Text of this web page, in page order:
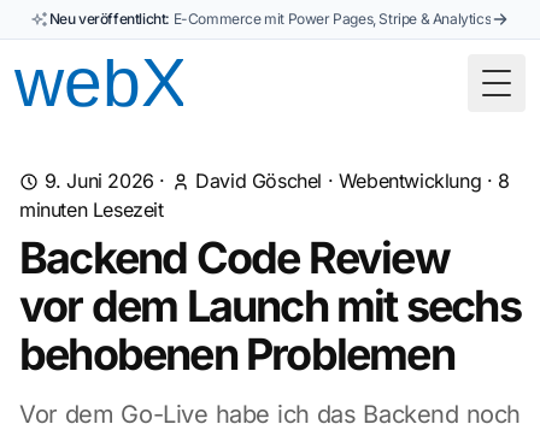
Neu veröffentlicht: E-Commerce mit Power Pages, Stripe & Analytics
9. Juni 2026 · David Göschel · Webentwicklung · 8
minuten Lesezeit
Backend Code Review
vor dem Launch mit sechs
behobenen Problemen
Vor dem Go-Live habe ich das Backend noch